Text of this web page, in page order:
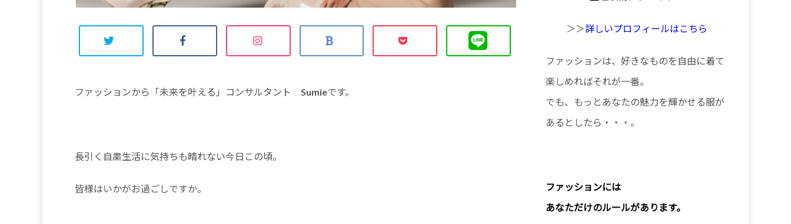
ファッションから「未来を叶える」コンサルタント Sumieです。
長引く自粛生活に気持ちも晴れない今日この頃。
皆様はいかがお過ごしですか。
＞＞詳しいプロフィールはこちら
ファッションは、好きなものを自由に着て
楽しめればそれが一番。
でも、もっとあなたの魅力を輝かせる服が
あるとしたら・・・。
ファッションには
あなただけのルールがあります。